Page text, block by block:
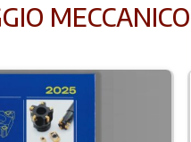
MECCANICO